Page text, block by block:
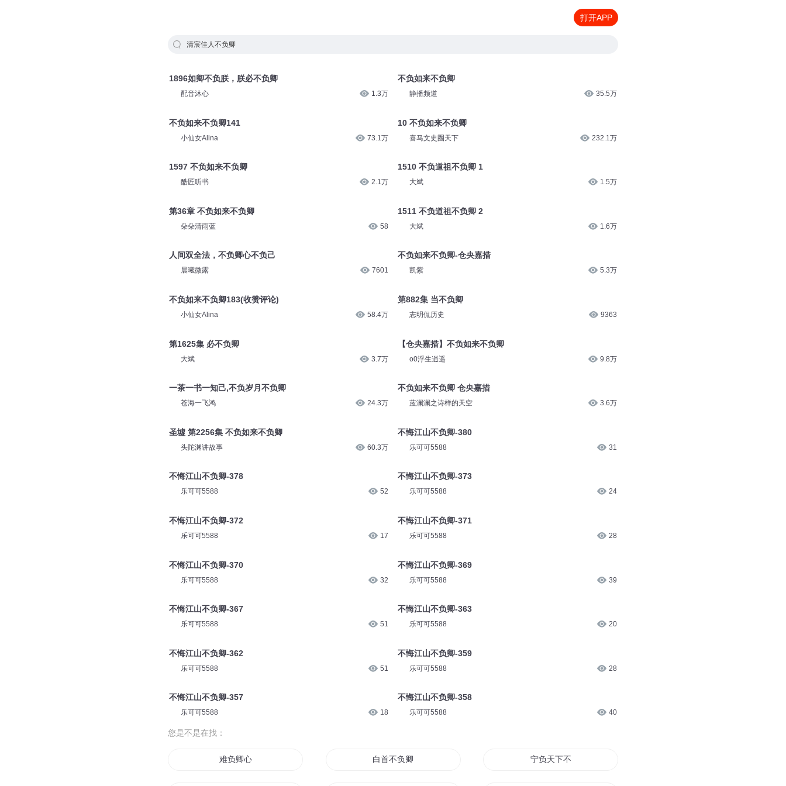
打开APP
清宸佳人不负卿
1896如卿不负朕，朕必不负卿
配音沐心 1.3万
不负如来不负卿141
小仙女Alina 73.1万
1597 不负如来不负卿
酷匠听书 2.1万
第36章 不负如来不负卿
朵朵清雨蓝 58
人间双全法，不负卿心不负己
晨曦微露 7601
不负如来不负卿183(收赞评论)
小仙女Alina 58.4万
第1625集 必不负卿
大斌 3.7万
一茶一书一知己,不负岁月不负卿
苍海一飞鸿 24.3万
圣墟 第2256集 不负如来不负卿
头陀渊讲故事 60.3万
不悔江山不负卿-378
乐可可5588 52
不悔江山不负卿-372
乐可可5588 17
不悔江山不负卿-370
乐可可5588 32
不悔江山不负卿-367
乐可可5588 51
不悔江山不负卿-362
乐可可5588 51
不悔江山不负卿-357
乐可可5588 18
不负如来不负卿
静播频道 35.5万
10 不负如来不负卿
喜马文史圈天下 232.1万
1510 不负道祖不负卿 1
大斌 1.5万
1511 不负道祖不负卿 2
大斌 1.6万
不负如来不负卿-仓央嘉措
凯紫 5.3万
第882集 当不负卿
志明侃历史 9363
【仓央嘉措】不负如来不负卿
o0浮生逍遥 9.8万
不负如来不负卿 仓央嘉措
蓝澜澜之诗样的天空 3.6万
不悔江山不负卿-380
乐可可5588 31
不悔江山不负卿-373
乐可可5588 24
不悔江山不负卿-371
乐可可5588 28
不悔江山不负卿-369
乐可可5588 39
不悔江山不负卿-363
乐可可5588 20
不悔江山不负卿-359
乐可可5588 28
不悔江山不负卿-358
乐可可5588 40
您是不是在找：
难负卿心 白首不负卿 宁负天下不负卿